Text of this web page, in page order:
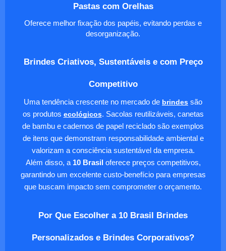
Pastas com Orelhas
Oferece melhor fixação dos papéis, evitando perdas e
desorganização.
Brindes Criativos, Sustentáveis e com Preço
Competitivo
Uma tendência crescente no mercado de brindes são
os produtos ecológicos. Sacolas reutilizáveis, canetas
de bambu e cadernos de papel reciclado são exemplos
de itens que demonstram responsabilidade ambiental e
valorizam a consciência sustentável da empresa.
Além disso, a 10 Brasil oferece preços competitivos,
garantindo um excelente custo-benefício para empresas
que buscam impacto sem comprometer o orçamento.
Por Que Escolher a 10 Brasil Brindes
Personalizados e Brindes Corporativos?